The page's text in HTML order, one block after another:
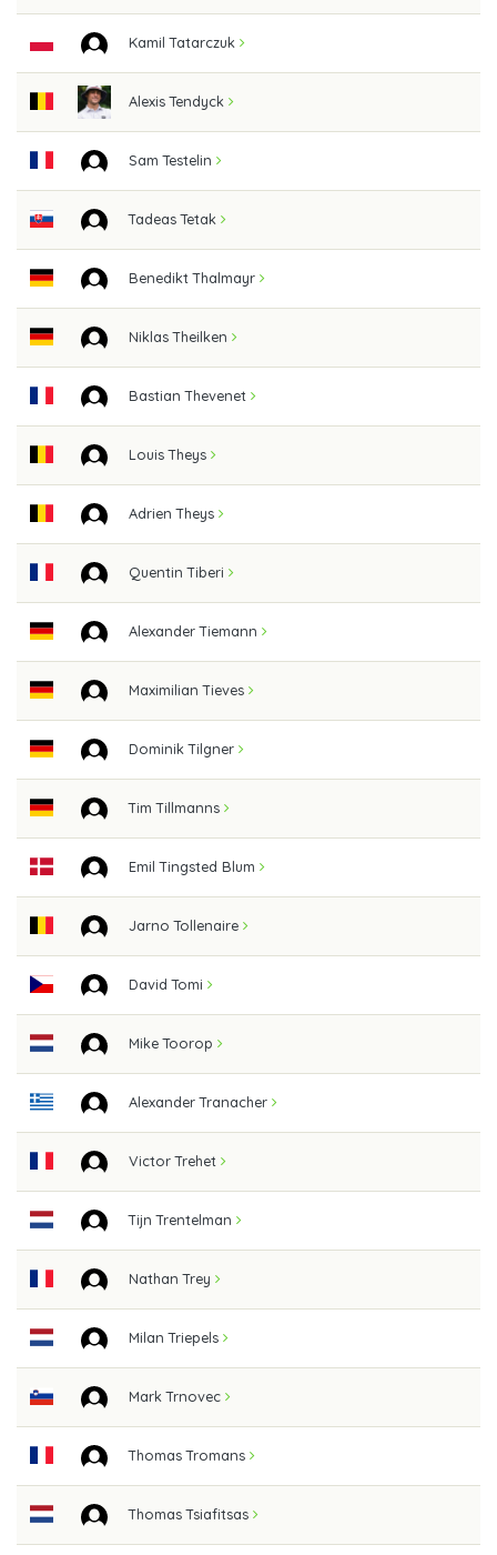
Kamil Tatarczuk
Alexis Tendyck
Sam Testelin
Tadeas Tetak
Benedikt Thalmayr
Niklas Theilken
Bastian Thevenet
Louis Theys
Adrien Theys
Quentin Tiberi
Alexander Tiemann
Maximilian Tieves
Dominik Tilgner
Tim Tillmanns
Emil Tingsted Blum
Jarno Tollenaire
David Tomi
Mike Toorop
Alexander Tranacher
Victor Trehet
Tijn Trentelman
Nathan Trey
Milan Triepels
Mark Trnovec
Thomas Tromans
Thomas Tsiafitsas